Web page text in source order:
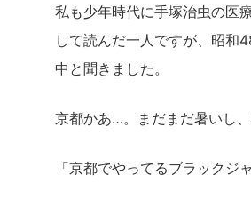
私も少年時代に手塚治虫の医
して読んだ一人ですが、昭和
中と聞きました。
京都かあ…。まだまだ暑いし
「京都でやってるブラックジ